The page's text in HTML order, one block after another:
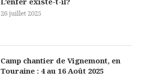
26 juillet 2025
Camp chantier de Vignemont, en
Touraine : 4 au 16 Août 2025